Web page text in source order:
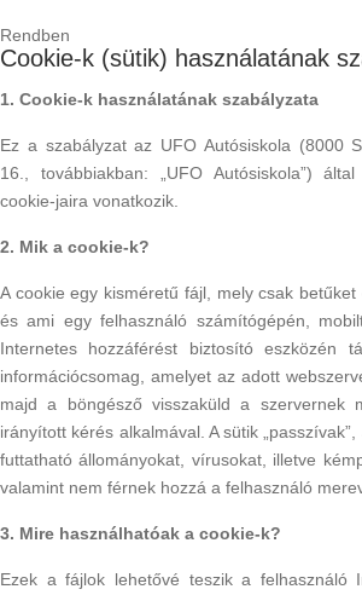
Rendben
Cookie-k (sütik) használatának
1. Cookie-k használatának szabályzata
Ez a szabályzat az UFO Autósiskola (8000
16., továbbiakban: „UFO Autósiskola”)
cookie-jaira vonatkozik.
2. Mik a cookie-k?
A cookie egy kisméretű fájl, mely csak betűket
és ami egy felhasználó számítógépén,
Internetes hozzáférést biztosító eszközén
információcsomag, amelyet az adott
majd a böngésző visszaküld a szervernek
irányított kérés alkalmával. A sütik
futtatható állományokat, vírusokat, illetve
valamint nem férnek hozzá a felhasználó
3. Mire használhatóak a cookie-k?
Ezek a fájlok lehetővé teszik a felhasználó